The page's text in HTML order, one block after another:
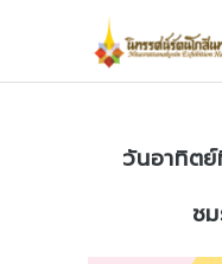
วันอาทิต
ช